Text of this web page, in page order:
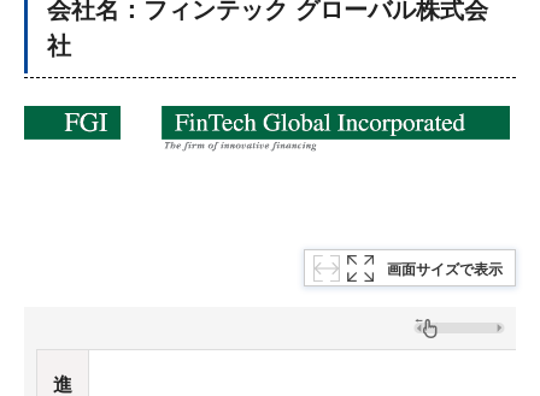
会社名：フィンテック グローバル株式会
社
画面サイズで表示
進